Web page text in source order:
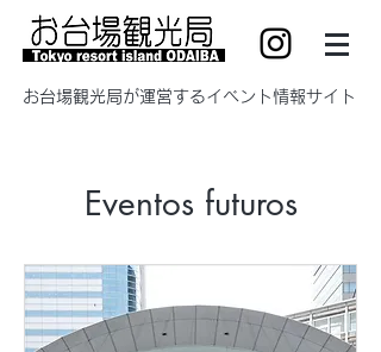
​お台場観光局が運営するイベント情報サイト
Eventos futuros